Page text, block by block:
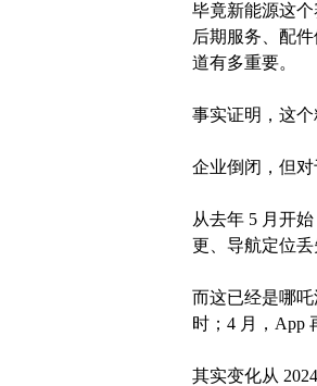
毕竟新能源这
后期服务、配
道有多重要。
事实证明，这个
企业倒闭，但对
从去年 5 月开
更、导航定位丢
而这已经是哪
时；4 月，App
其实变化从